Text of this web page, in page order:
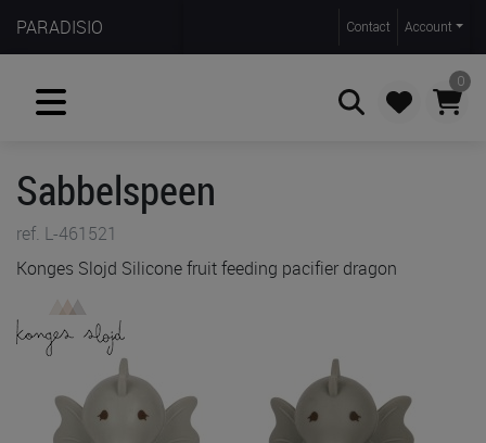
PARADISIO Contact Account
0
Sabbelspeen
ref. L-461521
Konges Slojd Silicone fruit feeding pacifier dragon